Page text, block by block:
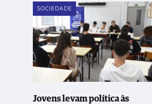
SOCIEDADE
Jovens levam política às